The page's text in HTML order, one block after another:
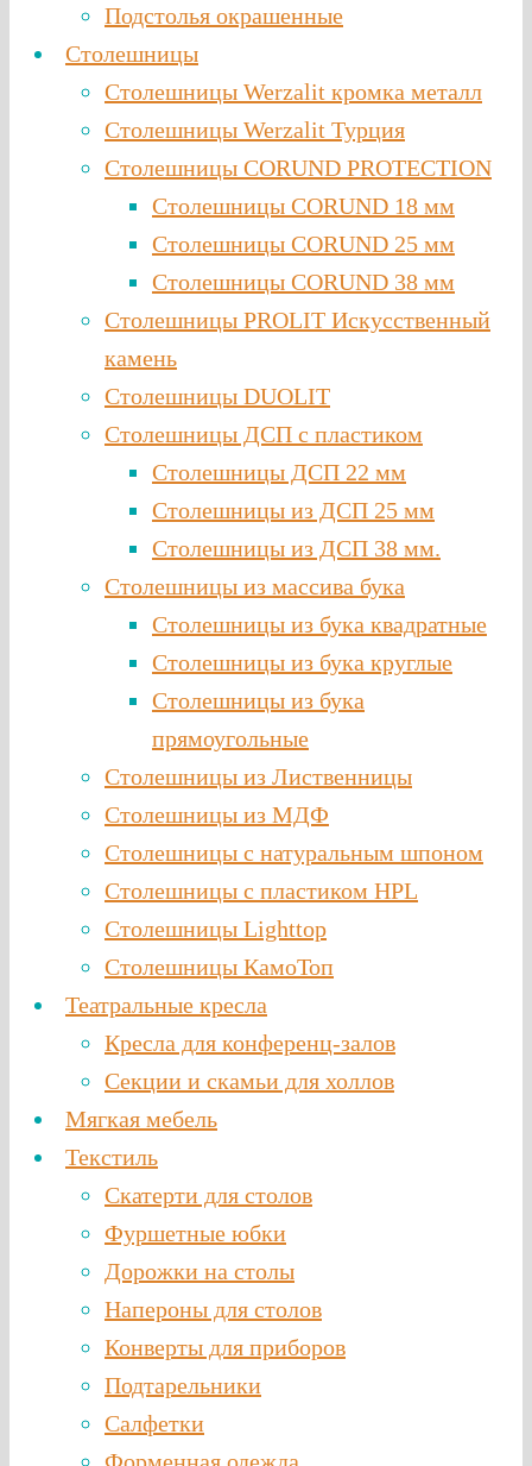
Подстолья окрашенные
Столешницы
Столешницы Werzalit кромка металл
Столешницы Werzalit Турция
Столешницы CORUND PROTECTION
Столешницы CORUND 18 мм
Столешницы CORUND 25 мм
Столешницы CORUND 38 мм
Столешницы PROLIT Искусственный
камень
Столешницы DUOLIT
Столешницы ДСП с пластиком
Столешницы ДСП 22 мм
Столешницы из ДСП 25 мм
Столешницы из ДСП 38 мм.
Столешницы из массива бука
Столешницы из бука квадратные
Столешницы из бука круглые
Столешницы из бука
прямоугольные
Столешницы из Лиственницы
Столешницы из МДФ
Столешницы с натуральным шпоном
Столешницы c пластиком HPL
Столешницы Lighttop
Столешницы КамоТоп
Театральные кресла
Кресла для конференц-залов
Секции и скамьи для холлов
Мягкая мебель
Текстиль
Скатерти для столов
Фуршетные юбки
Дорожки на столы
Напероны для столов
Конверты для приборов
Подтарельники
Салфетки